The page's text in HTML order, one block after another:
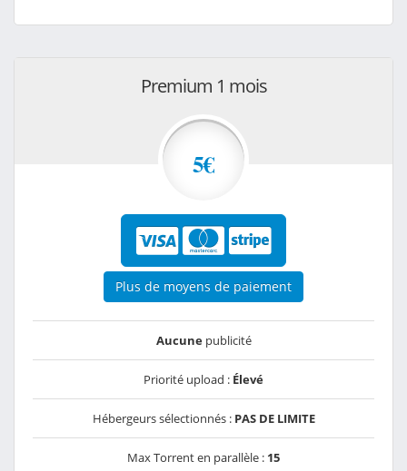
Premium 1 mois
5€
Plus de moyens de paiement
Aucunepublicité
Priorité upload : Élevé
Hébergeurs sélectionnés : PAS DE LIMITE
Max Torrent en parallèle : 15